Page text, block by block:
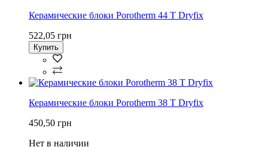
Керамические блоки Porotherm 44 T Dryfix
522,05 грн
Купить
Керамические блоки Porotherm 38 T Dryfix
450,50 грн
Нет в наличии